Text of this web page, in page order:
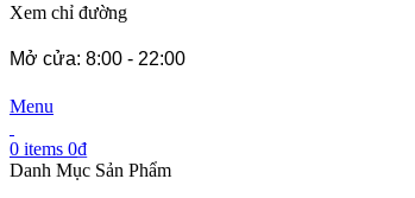
Xem chỉ đường
Mở cửa: 8:00 - 22:00
Menu
0 items 0₫
Danh Mục Sản Phẩm